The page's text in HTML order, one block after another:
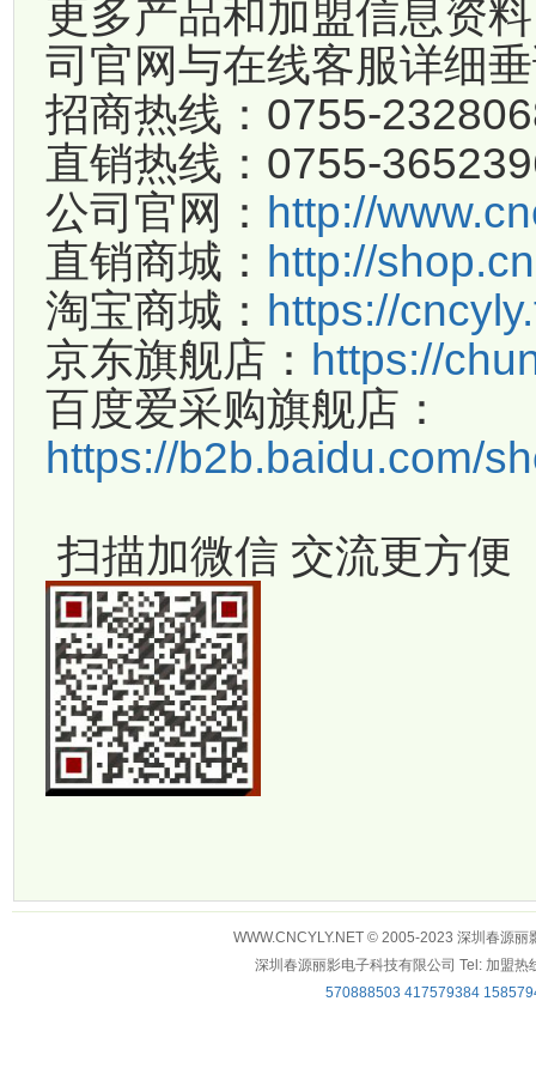
更多产品和加盟信息资
司官网与在线客服详细
招商热线：0755-
直销热线：0755-
公司官网： http://
直销商城： http://
淘宝商城： https://
京东旗舰店： https://
百度爱采购旗舰店：
https://b2b.baidu.com/
扫描加微信 交流更方便
WWW.CNCYLY.NET © 2005-2023 深圳春源
深圳春源丽影电子科技有限公司 Tel: 加盟
570888503 417579384